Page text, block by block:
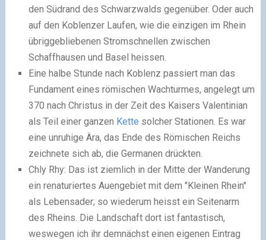
den Südrand des Schwarzwalds gegenüber. Oder auch
auf den Koblenzer Laufen, wie die einzigen im Rhein
übriggebliebenen Stromschnellen zwischen
Schaffhausen und Basel heissen.
Eine halbe Stunde nach Koblenz passiert man das
Fundament eines römischen Wachturmes, angelegt um
370 nach Christus in der Zeit des Kaisers Valentinian
als Teil einer ganzen Kette solcher Stationen. Es war
eine unruhige Ära, das Ende des Römischen Reichs
zeichnete sich ab, die Germanen drückten.
Chly Rhy: Das ist ziemlich in der Mitte der Wanderung
ein renaturiertes Auengebiet mit dem "Kleinen Rhein"
als Lebensader; so wiederum heisst ein Seitenarm
des Rheins. Die Landschaft dort ist fantastisch,
weswegen ich ihr demnächst einen eigenen Eintrag